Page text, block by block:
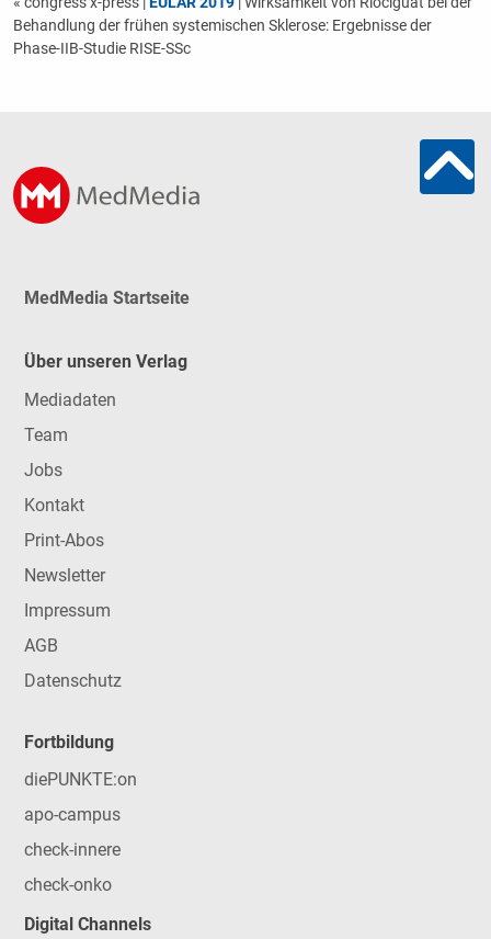
Behandlung der frühen systemischen Sklerose: Ergebnisse der
Phase-IIB-Studie RISE-SSc
MedMedia Startseite
Über unseren Verlag
Mediadaten
Team
Jobs
Kontakt
Print-Abos
Newsletter
Impressum
AGB
Datenschutz
Fortbildung
diePUNKTE:on
apo-campus
check-innere
check-onko
Digital Channels